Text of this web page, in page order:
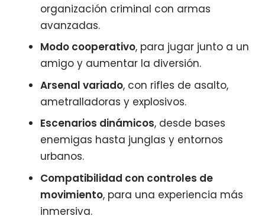
organización criminal con armas
avanzadas.
Modo cooperativo, para jugar junto a un
amigo y aumentar la diversión.
Arsenal variado, con rifles de asalto,
ametralladoras y explosivos.
Escenarios dinámicos, desde bases
enemigas hasta junglas y entornos
urbanos.
Compatibilidad con controles de
movimiento, para una experiencia más
inmersiva.